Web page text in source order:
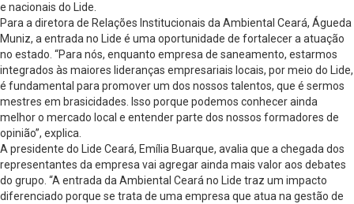
e nacionais do Lide.
Para a diretora de Relações Institucionais da Ambiental Ceará, Águeda
Muniz, a entrada no Lide é uma oportunidade de fortalecer a atuação
no estado. “Para nós, enquanto empresa de saneamento, estarmos
integrados às maiores lideranças empresariais locais, por meio do Lide,
é fundamental para promover um dos nossos talentos, que é sermos
mestres em brasicidades. Isso porque podemos conhecer ainda
melhor o mercado local e entender parte dos nossos formadores de
opinião”, explica.
A presidente do Lide Ceará, Emília Buarque, avalia que a chegada dos
representantes da empresa vai agregar ainda mais valor aos debates
do grupo. “A entrada da Ambiental Ceará no Lide traz um impacto
diferenciado porque se trata de uma empresa que atua na gestão de